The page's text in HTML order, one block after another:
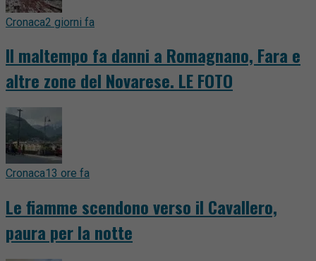
Cronaca2 giorni fa
Il maltempo fa danni a Romagnano, Fara e
altre zone del Novarese. LE FOTO
Cronaca13 ore fa
Le fiamme scendono verso il Cavallero,
paura per la notte